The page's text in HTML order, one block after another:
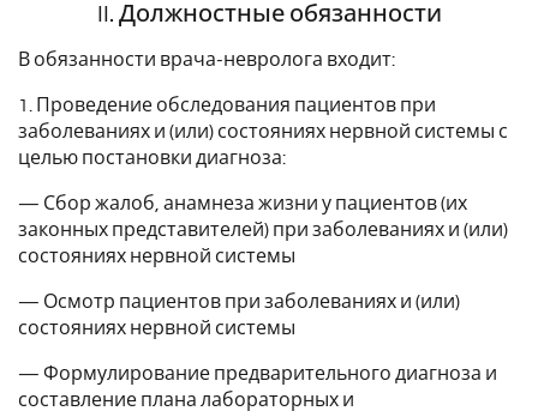
II. Должностные обязанности
В обязанности врача-невролога входит:
1. Проведение обследования пациентов при
заболеваниях и (или) состояниях нервной системы с
целью постановки диагноза:
— Сбор жалоб, анамнеза жизни у пациентов (их
законных представителей) при заболеваниях и (или)
состояниях нервной системы
— Осмотр пациентов при заболеваниях и (или)
состояниях нервной системы
— Формулирование предварительного диагноза и
составление плана лабораторных и